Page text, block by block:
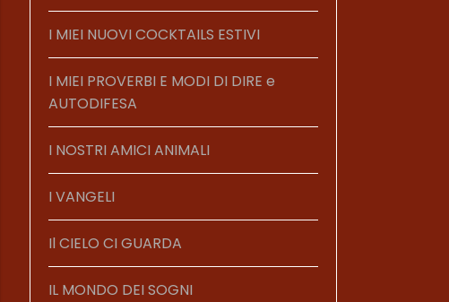
I MIEI NUOVI COCKTAILS ESTIVI
I MIEI PROVERBI E MODI DI DIRE e
AUTODIFESA
I NOSTRI AMICI ANIMALI
I VANGELI
Il CIELO CI GUARDA
IL MONDO DEI SOGNI